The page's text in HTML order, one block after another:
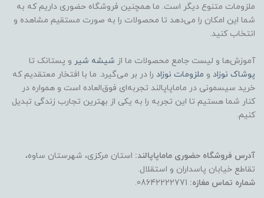
ملزومات متنوع دیگر است. ما همچنین فروشگاه حضوری داریم که به
شما این امکان را می‌دهد تا محصولات را به صورت مستقیم مشاهده و
انتخاب کنید.
آموزش‌ها و لیست جامع محصولات ما از شیشه شیر و پستانک تا
پوشاک نوزاد و ملزومات نوزاد را در بر می‌گیرد. ما با افتخار معتقدیم که
خرید سیسمونی در ماماپاپالند تجربه‌ای فوق‌العاده است و همواره در
کنار شما هستیم تا این تجربه را به یکی از بهترین تجارب زندگی تبدیل
کنیم.
آدرس فروشگاه حضوری ماماپاپالند: استان مرکزی، شهرستان ساوه،
تقاطع خیابان پاسداران و استقلال.
شماره تماس مغازه: